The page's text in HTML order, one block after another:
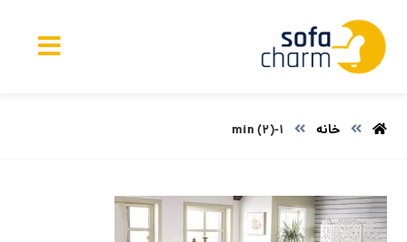
خانه 1-min (2)